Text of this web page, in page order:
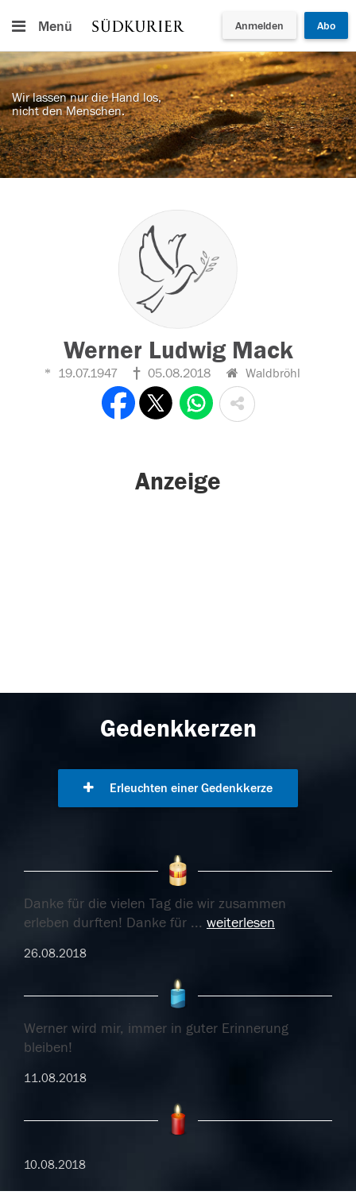
Menü Anmelden Abo
Wir lassen nur die Hand los,
nicht den Menschen.
Werner Ludwig Mack
19.07.1947 05.08.2018 Waldbröhl
Anzeige
Gedenkkerzen
Erleuchten einer Gedenkkerze
Danke für die vielen Tag die wir zusammen
erleben durften! Danke für ... weiterlesen
26.08.2018
Werner wird mir, immer in guter Erinnerung
bleiben!
11.08.2018
10.08.2018